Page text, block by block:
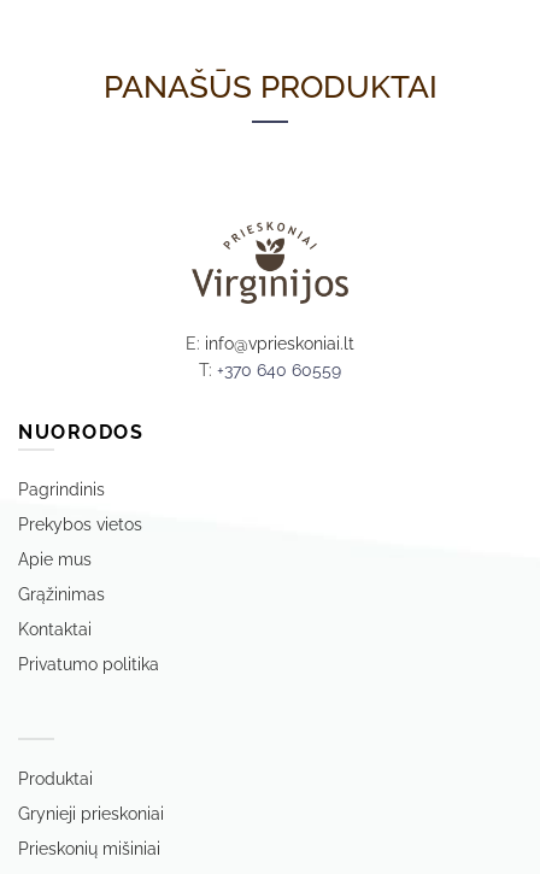
PANAŠŪS PRODUKTAI
E: info@vprieskoniai.lt
T: +370 640 60559
NUORODOS
Pagrindinis
Prekybos vietos
Apie mus
Grąžinimas
Kontaktai
Privatumo politika
Produktai
Grynieji prieskoniai
Prieskonių mišiniai